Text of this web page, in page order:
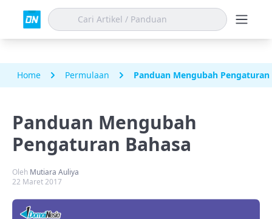
Home Permulaan Panduan Mengubah Pengaturan
Panduan Mengubah
Pengaturan Bahasa
Oleh Mutiara Auliya
22 Maret 2017